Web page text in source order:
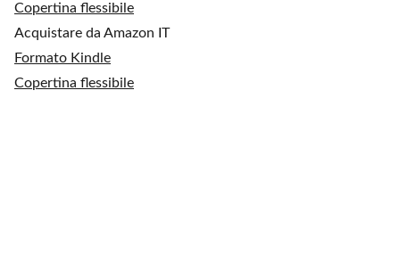
Copertina flessibile
Acquistare da Amazon IT
Formato Kindle
Copertina flessibile